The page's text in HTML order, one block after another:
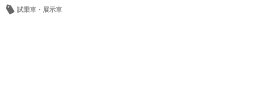
試乗車・展示車